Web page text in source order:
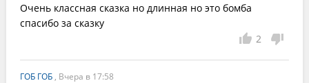
Очень классная сказка но длинная но это бомба
спасибо за сказку
2
ГОБ ГОБ , Вчера в 17:58